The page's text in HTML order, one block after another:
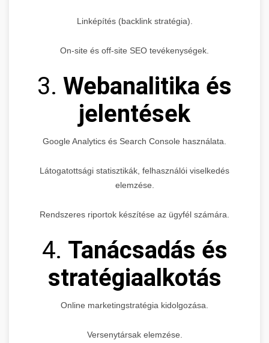
Linképítés (backlink stratégia).
On-site és off-site SEO tevékenységek.
3. Webanalitika és
jelentések
Google Analytics és Search Console használata.
Látogatottsági statisztikák, felhasználói viselkedés
elemzése.
Rendszeres riportok készítése az ügyfél számára.
4. Tanácsadás és
stratégiaalkotás
Online marketingstratégia kidolgozása.
Versenytársak elemzése.